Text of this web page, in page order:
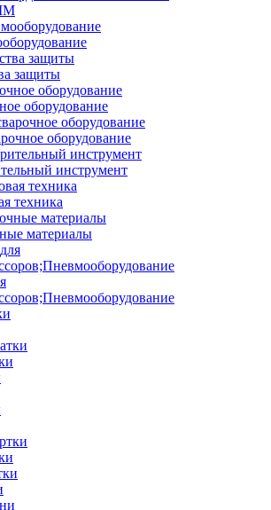
защиты
оборудование
оборудование
инструмент
техника
материалы